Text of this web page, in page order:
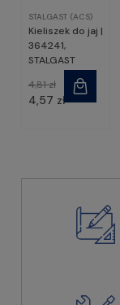
STALGAST (ACS)
Kieliszek do jaj |
364241,
STALGAST
4,57 zł
4,81 zł